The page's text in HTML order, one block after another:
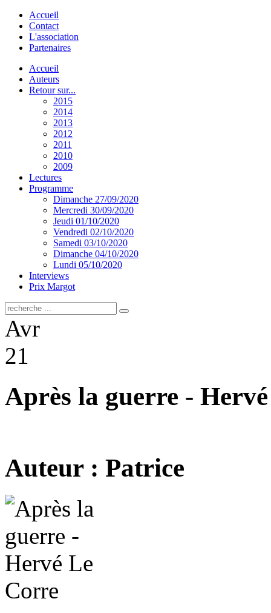
Accueil
Contact
L'association
Partenaires
Accueil
Auteurs
Retour sur...
2015
2014
2013
2012
2011
2010
2009
Lectures
Programme
Dimanche 27/09/2020
Mercredi 30/09/2020
Jeudi 01/10/2020
Vendredi 02/10/2020
Samedi 03/10/2020
Dimanche 04/10/2020
Lundi 05/10/2020
Interviews
Prix Margot
Avr
21
Après la guerre -
Auteur : Patrice